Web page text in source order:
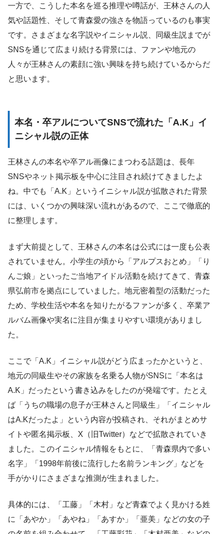
一方で、こうした本名を巡る推理や噂話が、王林さんの人
気や話題性、そして青森愛の強さを物語っているのも事実
です。さまざまな名字説やイニシャル説、同級生説までが
SNSを通じて広まり続ける背景には、ファンや地元の
人々が王林さんの素顔に強い興味を持ち続けているからだ
と思います。
本名・卒アルについてSNSで流れた「A.K」イ
ニシャル説の正体
王林さんの本名や卒アル画像にまつわる話題は、長年
SNSやネット掲示板を中心に注目され続けてきましたよ
ね。中でも「A.K」というイニシャル説が拡散された背景
には、いくつかの興味深い流れがあるので、ここで徹底的
に整理します。
まず大前提として、王林さんの本名は公式には一度も公表
されていません。小学生の頃から「アルプスおとめ」「り
んご娘」といったご当地アイドル活動を続けてきて、青森
県弘前市を拠点にしていました。地元密着型の活動だった
ため、学校生活や本名を知りたがるファンが多く、卒業ア
ルバム画像や実名に注目が集まりやすい環境がありまし
た。
ここで「A.K」イニシャル説がどう広まったかというと、
地元の同級生やその家族を名乗る人物がSNSに「本名は
A.K」だったという書き込みをしたのが発端です。たとえ
ば「うちの職場の息子が王林さんと同級生」「イニシャル
はA.Kだったよ」という内容が投稿され、それがまとめサ
イトや匿名掲示板、X（旧Twitter）などで拡散されていき
ました。このイニシャル情報をもとに、「青森県内で多い
名字」「1998年前後に流行した名前ランキング」などを
手がかりにさまざまな推測が生まれました。
具体的には、「工藤」「木村」など青森でよく見かける姓
に「あやか」「あやね」「あすか」「亜美」などの女の子